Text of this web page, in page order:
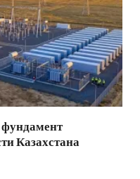
Казахстана